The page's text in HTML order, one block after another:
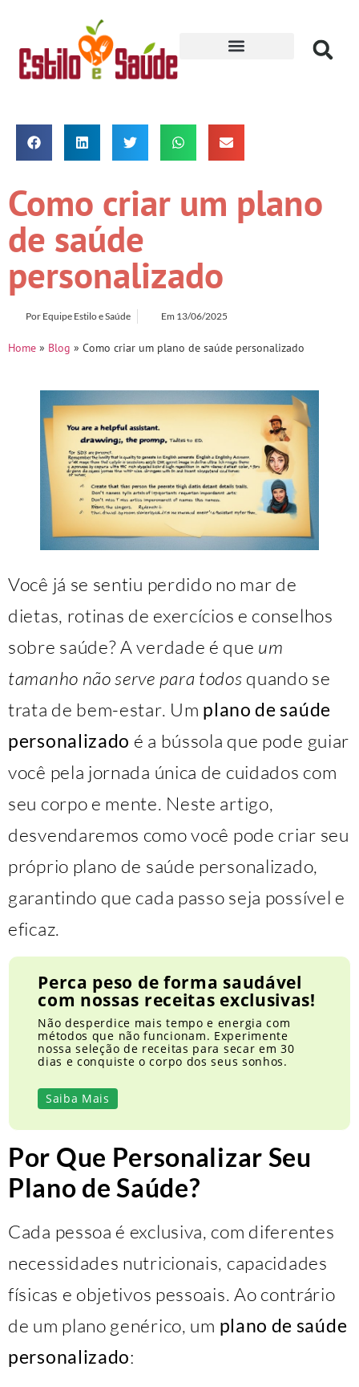
Como criar um plano
de saúde
personalizado
Por Equipe Estilo e Saúde Em 13/06/2025
Home » Blog » Como criar um plano de saúde personalizado
Você já se sentiu perdido no mar de
dietas, rotinas de exercícios e conselhos
sobre saúde? A verdade é que um
tamanho não serve para todos quando se
trata de bem-estar. Um plano de saúde
personalizado é a bússola que pode guiar
você pela jornada única de cuidados com
seu corpo e mente. Neste artigo,
desvendaremos como você pode criar seu
próprio plano de saúde personalizado,
garantindo que cada passo seja possível e
eficaz.
Perca peso de forma saudável
com nossas receitas exclusivas!
Não desperdice mais tempo e energia com
métodos que não funcionam. Experimente
nossa seleção de receitas para secar em 30
dias e conquiste o corpo dos seus sonhos.
Saiba Mais
Por Que Personalizar Seu
Plano de Saúde?
Cada pessoa é exclusiva, com diferentes
necessidades nutricionais, capacidades
físicas e objetivos pessoais. Ao contrário
de um plano genérico, um plano de saúde
personalizado: